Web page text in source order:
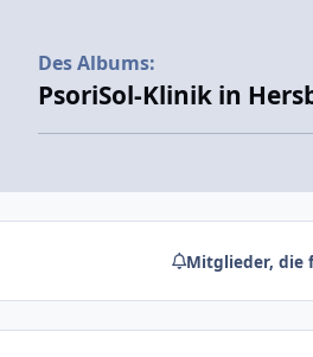
Des Albums:
PsoriSol-Klinik in
Mitglieder, die